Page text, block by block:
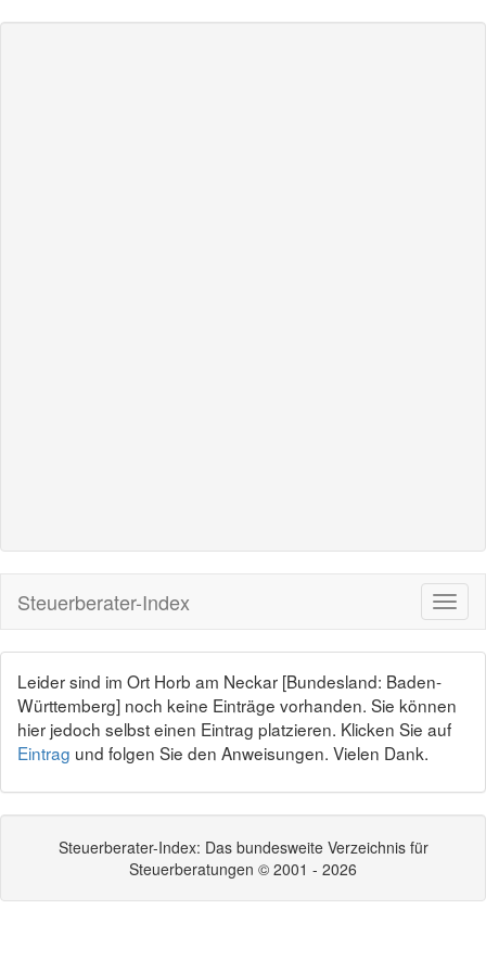
Steuerberater-Index
Leider sind im Ort Horb am Neckar [Bundesland: Baden-
Württemberg] noch keine Einträge vorhanden. Sie können
hier jedoch selbst einen Eintrag platzieren. Klicken Sie auf
Eintrag und folgen Sie den Anweisungen. Vielen Dank.
Steuerberater-Index: Das bundesweite Verzeichnis für
Steuerberatungen © 2001 - 2026